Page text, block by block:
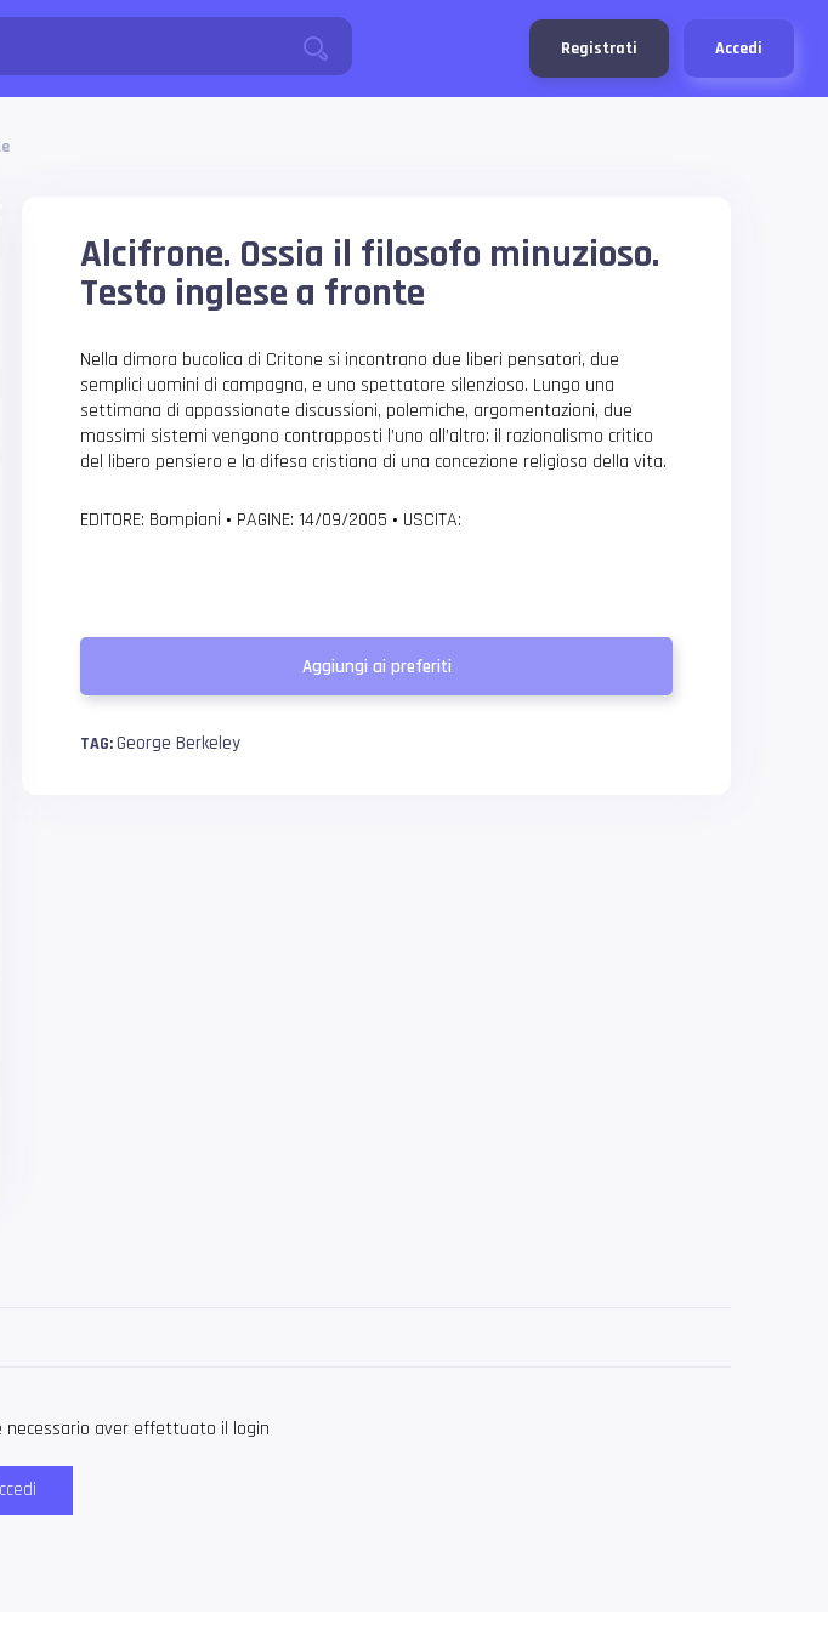
Registrati Accedi
Alcifrone. Ossia il filosofo minuzioso.
Testo inglese a fronte
Nella dimora bucolica di Critone si incontrano due liberi pensatori, due
semplici uomini di campagna, e uno spettatore silenzioso. Lungo una
settimana di appassionate discussioni, polemiche, argomentazioni, due
massimi sistemi vengono contrapposti l’uno all’altro: il razionalismo critico
del libero pensiero e la difesa cristiana di una concezione religiosa della vita.
EDITORE: Bompiani • PAGINE: 14/09/2005 • USCITA:
Aggiungi ai preferiti
TAG:George Berkeley
necessario aver effettuato il login